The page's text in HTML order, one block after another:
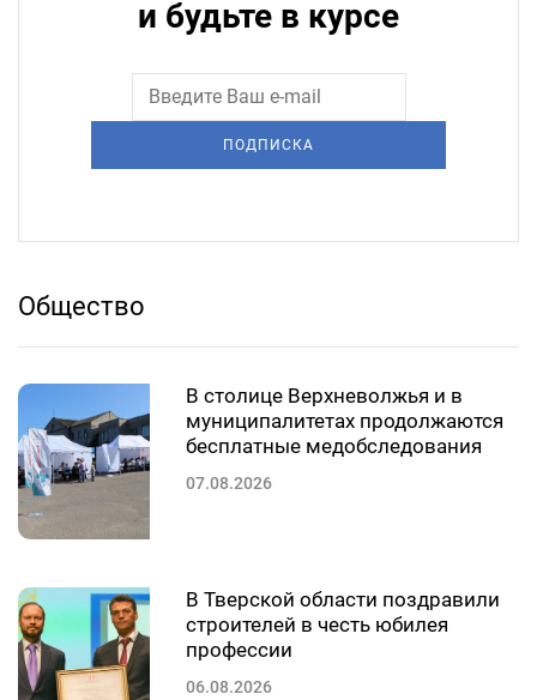
и будьте в курсе
ПОДПИСКА
Общество
В столице Верхневолжья и в
муниципалитетах продолжаются
бесплатные медобследования
07.08.2026
В Тверской области поздравили
строителей в честь юбилея
профессии
06.08.2026